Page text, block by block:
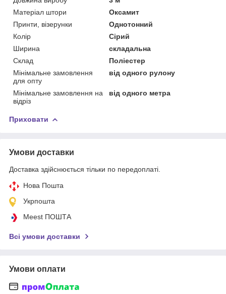
Матеріал штори
Оксамит
Принти, візерунки
Однотонний
Колір
Сірий
Ширина
складальна
Склад
Поліестер
Мінімальне замовлення
для опту
від одного рулону
Мінімальне замовлення на
відріз
від одного метра
Приховати
Умови доставки
Доставка здійснюється тільки по передоплаті.
Нова Пошта
Укрпошта
Meest ПОШТА
Всі умови доставки
Умови оплати